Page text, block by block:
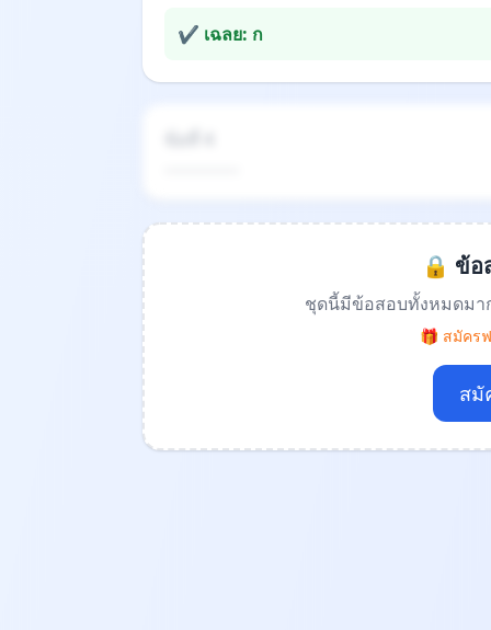
✔ เฉลย: ก
🔒 ข้อ
ชุดนี้มีข้อสอบทั้งหมดมา
🎁 สมัคร
สมั